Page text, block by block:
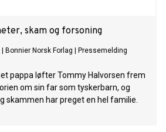
skam og forsoning
Bonnier Norsk Forlag Pressemelding
pappa løfter Tommy Halvorsen frem
om sin far som tyskerbarn, og
skammen har preget en hel familie.